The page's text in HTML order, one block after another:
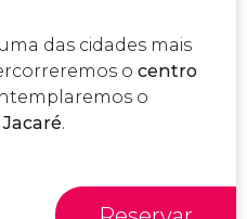
das cidades mais
o centro
o
.